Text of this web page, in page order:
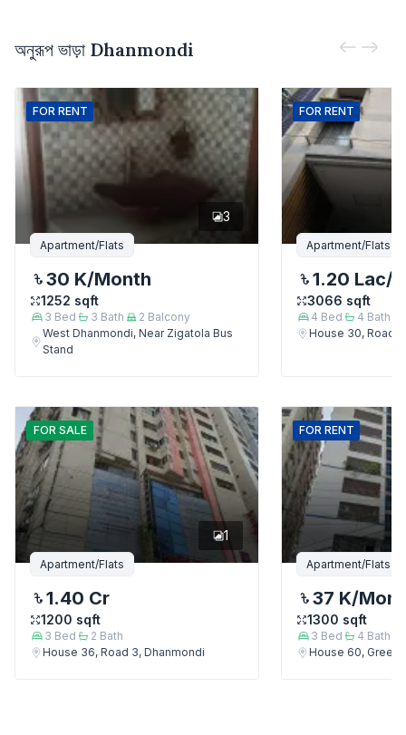
অনুরূপ ভাড়া Dhanmondi
FOR RENT
3
Apartment/Flats
30 K/Month
1252 sqft
3 Bed 3 Bath 2 Balcony
West Dhanmondi, Near Zigatola Bus
Stand
FOR RENT
Apartment/Flats
1.20 Lac/
3066 sqft
4 Bed 4 Bath
House 30, Road
FOR SALE
1
Apartment/Flats
1.40 Cr
1200 sqft
3 Bed 2 Bath
House 36, Road 3, Dhanmondi
FOR RENT
Apartment/Flats
37 K/
1300 sqft
3 Bed 4 Bath
House 60, Green